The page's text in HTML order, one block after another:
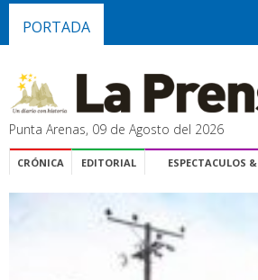
PORTADA
Punta Arenas, 09 de Agosto del 2026
CRÓNICA EDITORIAL ESPECTACULOS